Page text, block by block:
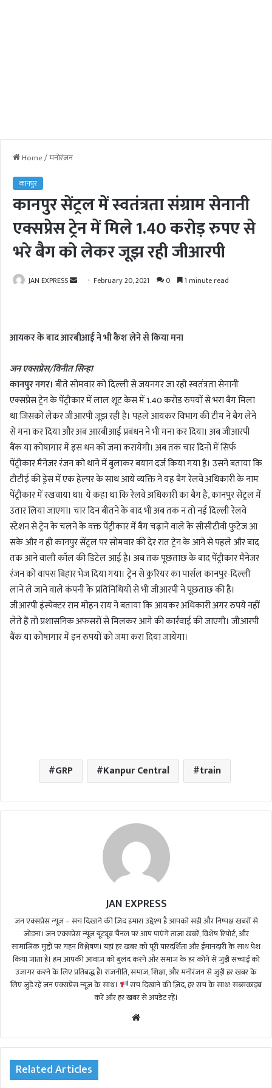
Home/मनोरंजन
कानपुर
कानपुर सेंट्रल में स्वतंत्रता संग्राम सेनानी
एक्सप्रेस ट्रेन में मिले 1.40 करोड़ रुपए से
भरे बैग को लेकर जूझ रही जीआरपी
JAN EXPRESS
a
e
m
a
i
l
February 20, 2021 0 1 minute read
आयकर के बाद आरबीआई ने भी कैश लेने से किया मना
जन एक्सप्रेस/विनीत सिन्हा
कानपुर नगर। बीते सोमवार को दिल्ली से जयनगर जा रही स्वतंत्रता सेनानी
एक्सप्रेस ट्रेन के पेंट्रीकार में लाल शूट केस में 1.40 करोड़ रुपयों से भरा बैग मिला
था जिसको लेकर जीआरपी जूझ रही है। पहले आयकर विभाग की टीम ने बैग लेने
से मना कर दिया और अब आरबीआई प्रबंधन ने भी मना कर दिया। अब जीआरपी
बैंक या कोषागार में इस धन को जमा करायेगी। अब तक चार दिनों में सिर्फ
पेंट्रीकार मैनेजर रंजन को थाने में बुलाकर बयान दर्ज किया गया है। उसने बताया कि
टीटीई की ड्रेस में एक हेल्पर के साथ आये व्यक्ति ने यह बैग रेलवे अधिकारी के नाम
पेंट्रीकार में रखवाया था। ये कहा था कि रेलवे अधिकारी का बैग है, कानपुर सेंट्रल में
उतार लिया जाएगा। चार दिन बीतने के बाद भी अब तक न तो नई दिल्ली रेलवे
स्टेशन से ट्रेन के चलने के वक्त पेंट्रीकार में बैग चढ़ाने वाले के सीसीटीवी फुटेज आ
सके और न ही कानपुर सेंट्रल पर सोमवार की देर रात ट्रेन के आने से पहले और बाद
तक आने वाली कॉल की डिटेल आई है। अब तक पूछताछ के बाद पेंट्रीकार मैनेजर
रंजन को वापस बिहार भेज दिया गया। ट्रेन से कुरियर का पार्सल कानपुर-दिल्ली
लाने ले जाने वाले कंपनी के प्रतिनिधियों से भी जीआरपी ने पूछताछ की है।
जीआरपी इंस्पेक्टर राम मोहन राय ने बताया कि आयकर अधिकारी अगर रुपये नहीं
लेते हैं तो प्रशासनिक अफसरों से मिलकर आगे की कार्रवाई की जाएगी। जीआरपी
बैंक या कोषागार में इन रुपयों को जमा करा दिया जायेगा।
GRP Kanpur Central train
JAN EXPRESS
जन एक्सप्रेस न्यूज़ – सच दिखाने की ज़िद हमारा उद्देश्य है आपको सही और निष्पक्ष खबरों से
जोड़ना। जन एक्सप्रेस न्यूज़ यूट्यूब चैनल पर आप पाएंगे ताजा खबरें, विशेष रिपोर्ट, और
सामाजिक मुद्दों पर गहन विश्लेषण। यहां हर खबर को पूरी पारदर्शिता और ईमानदारी के साथ पेश
किया जाता है। हम आपकी आवाज़ को बुलंद करने और समाज के हर कोने से जुड़ी सच्चाई को
उजागर करने के लिए प्रतिबद्ध हैं। राजनीति, समाज, शिक्षा, और मनोरंजन से जुड़ी हर खबर के
लिए जुड़े रहें जन एक्सप्रेस न्यूज़ के साथ।
सच दिखाने की ज़िद, हर सच के साथ! सब्सक्राइब
करें और हर खबर से अपडेट रहें।
te
Related Articles